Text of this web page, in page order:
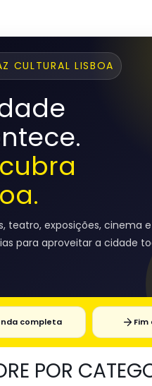
CULTURAL LISBOA
teatro, exposições, cinema e
para aproveitar a cidade
completa
POR